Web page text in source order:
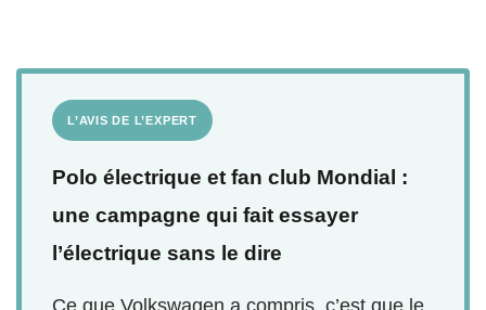
L’AVIS DE L’EXPERT
Polo électrique et fan club Mondial :
une campagne qui fait essayer
l’électrique sans le dire
Ce que Volkswagen a compris, c’est que le